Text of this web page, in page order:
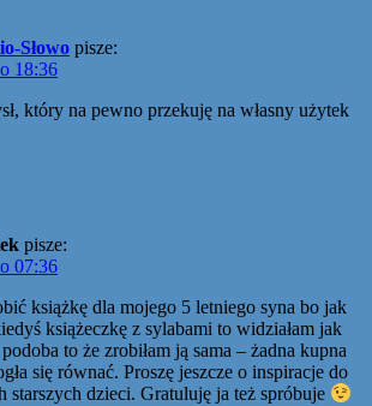
Słowo pisze:
18:36
który na pewno przekuję na własny użytek
pisze:
07:36
książkę dla mojego 5 letniego syna bo jak
książeczkę z sylabami to widziałam jak
to że zrobiłam ją sama – żadna kupna
się równać. Proszę jeszcze o inspiracje do
starszych dzieci. Gratuluję ja też spróbuje